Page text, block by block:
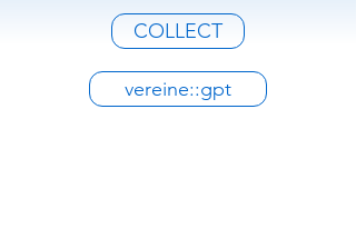
COLLECT
vereine::gpt